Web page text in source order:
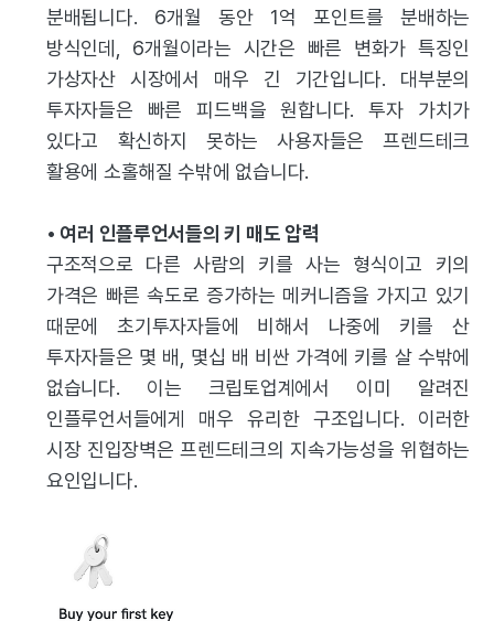
분배됩니다. 6개월 동안 1억 포인트를 분배하는
방식인데, 6개월이라는 시간은 빠른 변화가 특징인
가상자산 시장에서 매우 긴 기간입니다. 대부분의
투자자들은 빠른 피드백을 원합니다. 투자 가치가
있다고 확신하지 못하는 사용자들은 프렌드테크
활용에 소홀해질 수밖에 없습니다.
• 여러 인플루언서들의 키 매도 압력
구조적으로 다른 사람의 키를 사는 형식이고 키의
가격은 빠른 속도로 증가하는 메커니즘을 가지고 있기
때문에 초기투자자들에 비해서 나중에 키를 산
투자자들은 몇 배, 몇십 배 비싼 가격에 키를 살 수밖에
없습니다. 이는 크립토업계에서 이미 알려진
인플루언서들에게 매우 유리한 구조입니다. 이러한
시장 진입장벽은 프렌드테크의 지속가능성을 위협하는
요인입니다.